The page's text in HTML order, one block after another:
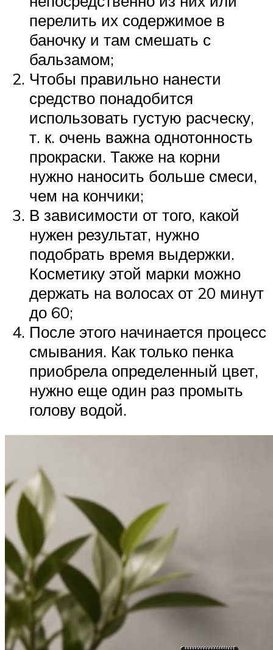
перелить их содержимое в
баночку и там смешать с
бальзамом;
Чтобы правильно нанести
средство понадобится
использовать густую расческу,
т. к. очень важна однотонность
прокраски. Также на корни
нужно наносить больше смеси,
чем на кончики;
В зависимости от того, какой
нужен результат, нужно
подобрать время выдержки.
Косметику этой марки можно
держать на волосах от 20 минут
до 60;
После этого начинается процесс
смывания. Как только пенка
приобрела определенный цвет,
нужно еще один раз промыть
голову водой.